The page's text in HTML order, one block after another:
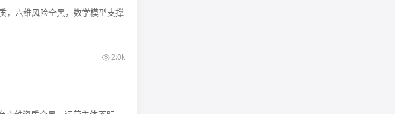
，六维风险全黑，数学模型支撑
2.0k